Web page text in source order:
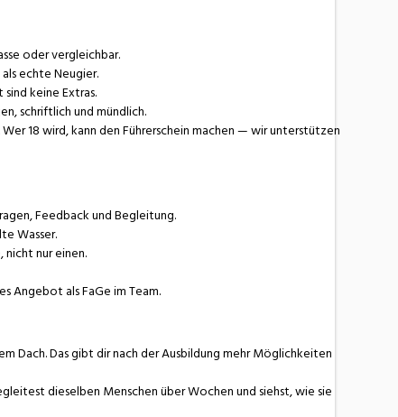
oder vergleichbar.
echte Neugier.
keine Extras.
schriftlich und mündlich.
18 wird, kann den Führerschein machen — wir unterstützen
Feedback und Begleitung.
Wasser.
nur einen.
Angebot als FaGe im Team.
Dach. Das gibt dir nach der Ausbildung mehr Möglichkeiten
dieselben Menschen über Wochen und siehst, wie sie